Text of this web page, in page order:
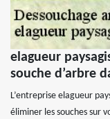
elagueur
souche d’arbre
L’entreprise elagueur
éliminer les souches sur